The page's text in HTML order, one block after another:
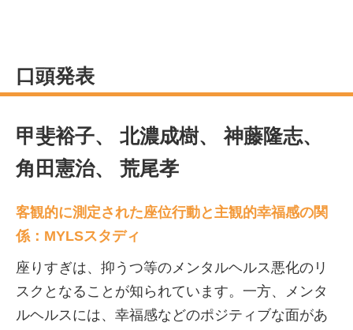
口頭発表
甲斐裕子、 北濃成樹、 神藤隆志、
角田憲治、 荒尾孝
客観的に測定された座位行動と主観的幸福感の関
係：MYLSスタディ
座りすぎは、抑うつ等のメンタルヘルス悪化のリ
スクとなることが知られています。一方、メンタ
ルヘルスには、幸福感などのポジティブな面があ